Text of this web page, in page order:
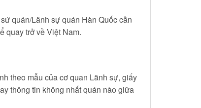
quán/Lãnh sự quán Hàn Quốc cần
quay trở về Việt Nam.
theo mẫu của cơ quan Lãnh sự, giấy
thông tin không nhất quán nào giữa